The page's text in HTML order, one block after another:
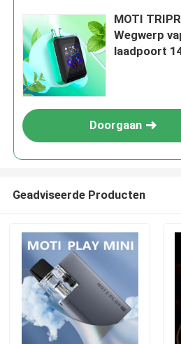
MOTI
Wegwerp
laadpoort
Doorgaan
Geadviseerde Producten